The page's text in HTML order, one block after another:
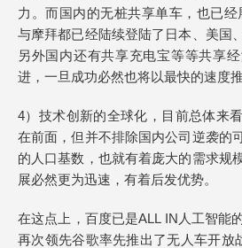
力。而国内的无桩共享单车，也已
与摩拜都已经陆续登陆了日本、美国
另外国内还有共享充电宝等等共享
进，一旦成功必然也将以最快的速度
4）技术创新的全球化，目前总体来
在前面，但并不排除国内公司逆袭的
的人口基数，也就有着庞大的需求规
展必然更为迅速，有着后发优势。
在这点上，百度已是ALL IN人工智能
再次领先谷歌率先推出了无人车开放